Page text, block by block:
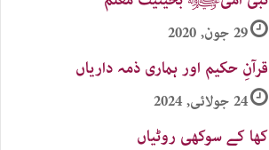
29 جون, 2020
قرآنِ حکیم اور ہماری ذمہ داریاں
24 جولائی, 2024
کھا کے سوکھی روٹیاں